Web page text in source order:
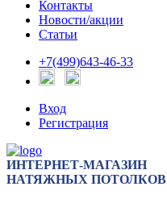
Контакты
Новости/акции
Статьи
+7(499)643-46-33
Вход
Регистрация
ИНТЕРНЕТ-МАГАЗИН
НАТЯЖНЫХ ПОТОЛКОВ